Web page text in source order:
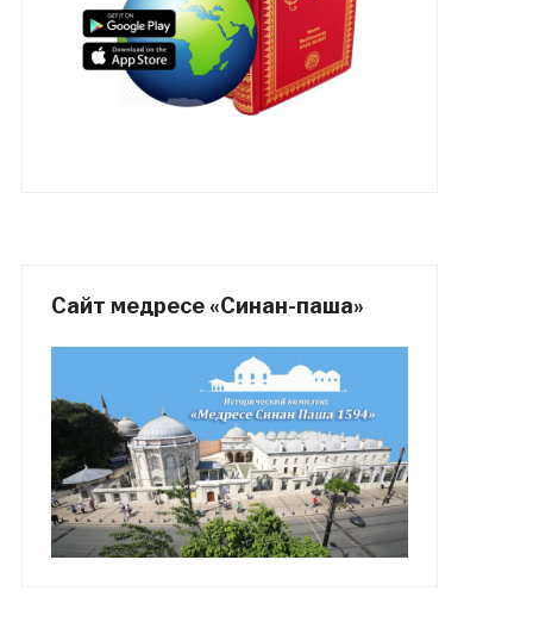
Сайт медресе «Синан-паша»